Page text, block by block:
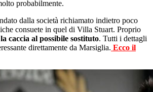
probabilmente.
dalla società richiamato indietro poco
consuete in quel di Villa Stuart. Proprio
caccia al possibile sostituto. Tutti i dettagli
direttamente da Marsiglia. Ecco il